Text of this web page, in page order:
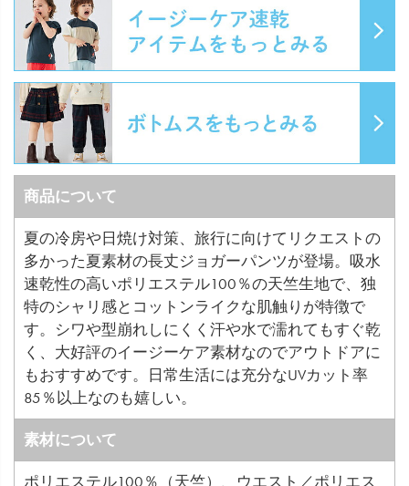
商品について
夏の冷房や日焼け対策、旅行に向けてリクエストの
多かった夏素材の長丈ジョガーパンツが登場。吸水
速乾性の高いポリエステル100％の天竺生地で、独
特のシャリ感とコットンライクな肌触りが特徴で
す。シワや型崩れしにくく汗や水で濡れてもすぐ乾
く、大好評のイージーケア素材なのでアウトドアに
もおすすめです。日常生活には充分なUVカット率
85％以上なのも嬉しい。
素材について
ポリエステル100％（天竺）、ウエスト／ポリエス